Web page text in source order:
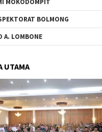
MOKODOMPIT
BOLMONG
A. LOMBONE
UTAMA